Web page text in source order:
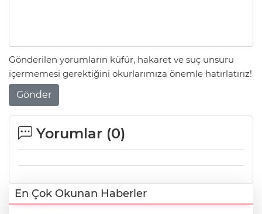
Gönderilen yorumların küfür, hakaret ve suç unsuru
içermemesi gerektiğini okurlarımıza önemle hatırlatırız!
Gönder
Yorumlar (0)
En Çok Okunan Haberler